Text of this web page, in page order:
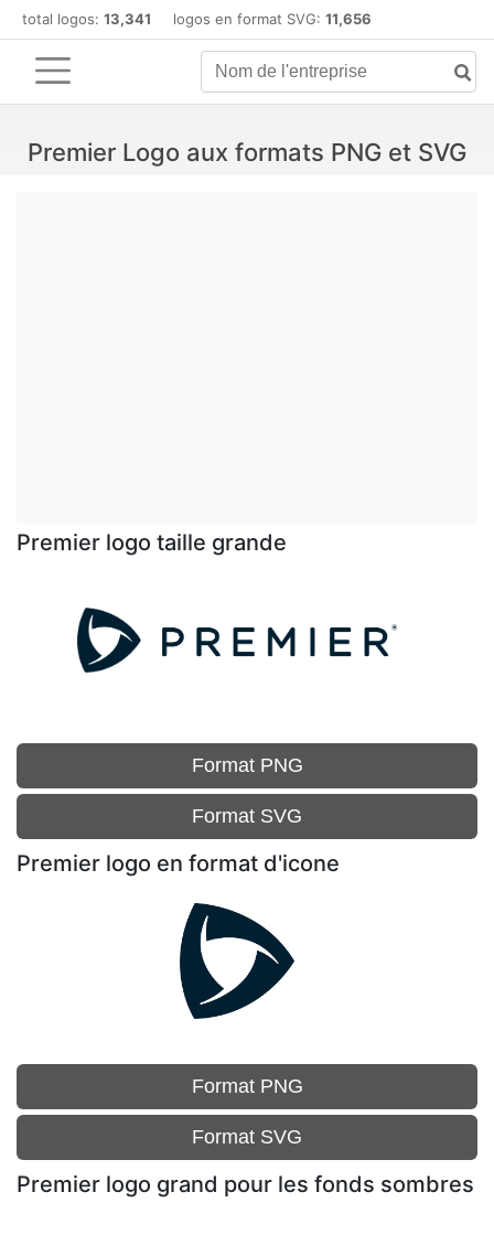
total logos: 13,341 logos en format SVG: 11,656
Premier Logo aux formats PNG et SVG
Premier logo taille grande
Format PNG
Format SVG
Premier logo en format d'icone
Format PNG
Format SVG
Premier logo grand pour les fonds sombres